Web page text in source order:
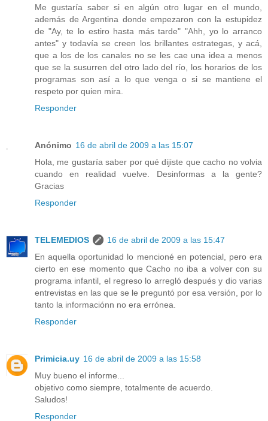
Me gustaría saber si en algún otro lugar en el mundo,
además de Argentina donde empezaron con la estupidez
de "Ay, te lo estiro hasta más tarde" "Ahh, yo lo arranco
antes" y todavía se creen los brillantes estrategas, y acá,
que a los de los canales no se les cae una idea a menos
que se la susurren del otro lado del río, los horarios de los
programas son así a lo que venga o si se mantiene el
respeto por quien mira.
Responder
Anónimo 16 de abril de 2009 a las 15:07
Hola, me gustaría saber por qué dijiste que cacho no volvia
cuando en realidad vuelve. Desinformas a la gente?
Gracias
Responder
TELEMEDIOS
16 de abril de 2009 a las 15:47
En aquella oportunidad lo mencioné en potencial, pero era
cierto en ese momento que Cacho no iba a volver con su
programa infantil, el regreso lo arregló después y dio varias
entrevistas en las que se le preguntó por esa versión, por lo
tanto la informaciónn no era errónea.
Responder
Primicia.uy 16 de abril de 2009 a las 15:58
Muy bueno el informe...
objetivo como siempre, totalmente de acuerdo.
Saludos!
Responder